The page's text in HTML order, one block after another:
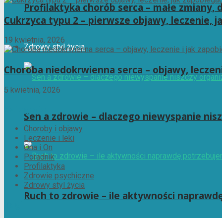
Profilaktyka chorób serca – małe zmiany,
Zdrowy styl życia
Sen a zdrowie – dlaczego niewyspanie
Ruch to zdrowie – ile aktywności
Cukrzyca typu 2 – pierwsze objawy, leczenie,
19 kwietnia, 2026
Choroba niedokrwienna serca – objawy,
5 kwietnia, 2026
Choroby i objawy
Leczenie i leki
Ona i On
Poradnik
Profilaktyka
Zdrowie psychiczne
Zdrowy styl życia